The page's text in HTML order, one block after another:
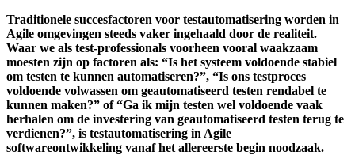
Traditionele succesfactoren voor testautomatisering worden in
Agile omgevingen steeds vaker ingehaald door de realiteit.
Waar we als test-professionals voorheen vooral waakzaam
moesten zijn op factoren als: “Is het systeem voldoende stabiel
om testen te kunnen automatiseren?”, “Is ons testproces
voldoende volwassen om geautomatiseerd testen rendabel te
kunnen maken?” of “Ga ik mijn testen wel voldoende vaak
herhalen om de investering van geautomatiseerd testen terug te
verdienen?”, is testautomatisering in Agile
softwareontwikkeling vanaf het allereerste begin noodzaak.